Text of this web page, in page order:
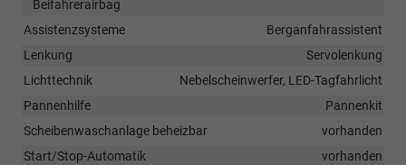
Beifahrerairbag
Assistenzsysteme
Berganfahrassistent
Lenkung
Servolenkung
Lichttechnik
Nebelscheinwerfer, LED-Tagfahrlicht
Pannenhilfe
Pannenkit
Scheibenwaschanlage beheizbar
vorhanden
Start/Stop-Automatik
vorhanden